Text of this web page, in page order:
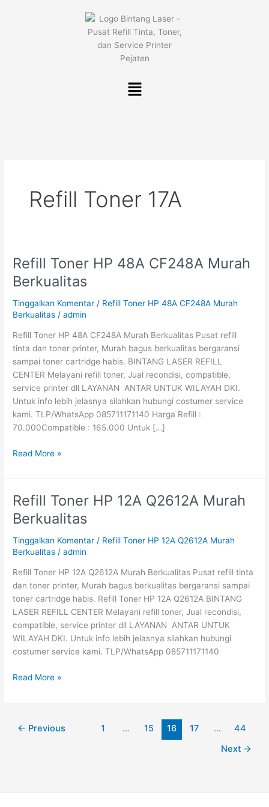
Menu
Refill Toner 17A
Refill Toner HP 48A CF248A Murah
Berkualitas
Tinggalkan Komentar / Refill Toner HP 48A CF248A Murah
Berkualitas /admin
Refill Toner HP 48A CF248A Murah Berkualitas Pusat refill
tinta dan toner printer, Murah bagus berkualitas bergaransi
sampai toner cartridge habis. BINTANG LASER REFILL
CENTER Melayani refill toner, Jual recondisi, compatible,
service printer dll LAYANAN ANTAR UNTUK WILAYAH DKI.
Untuk info lebih jelasnya silahkan hubungi costumer service
kami. TLP/WhatsApp 085711171140 Harga Refill :
70.000Compatible : 165.000 Untuk […]
Refill
Toner
HP
48A
CF248A
Berkualitas
Read More »
Refill Toner HP 12A Q2612A Murah
Berkualitas
Tinggalkan Komentar / Refill Toner HP 12A Q2612A Murah
Berkualitas /admin
Refill Toner HP 12A Q2612A Murah Berkualitas Pusat refill tinta
dan toner printer, Murah bagus berkualitas bergaransi sampai
toner cartridge habis. Refill Toner HP 12A Q2612A BINTANG
LASER REFILL CENTER Melayani refill toner, Jual recondisi,
compatible, service printer dll LAYANAN ANTAR UNTUK
WILAYAH DKI. Untuk info lebih jelasnya silahkan hubungi
costumer service kami. TLP/WhatsApp 085711171140
Refill
Toner
HP
12A
Q2612A
Berkualitas
Read More »
← Previous 1 … 15 16 17 …
44
Next →